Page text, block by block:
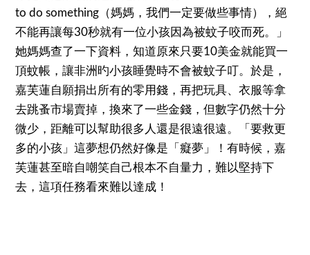
to do something（媽媽，我們一定要做些事情），絕
不能再讓每30秒就有一位小孩因為被蚊子咬而死。」
她媽媽查了一下資料，知道原來只要10美金就能買一
頂蚊帳，讓非洲旳小孩睡覺時不會被蚊子叮。於是，
嘉芙蓮自願捐出所有的零用錢，再把玩具、衣服等拿
去跳蚤市場賣掉，換來了一些金錢，但數字仍然十分
微少，距離可以幫助很多人還是很遠很遠。「要救更
多的小孩」這夢想仍然好像是「癡夢」！有時候，嘉
芙蓮甚至暗自嘲笑自己根本不自量力，難以堅持下
去，這項任務看來難以達成！